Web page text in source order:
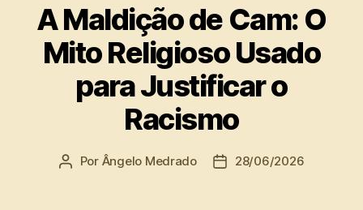
A Maldição de Cam: O
Mito Religioso Usado
para Justificar o
Racismo
Autor
Por Ângelo Medrado
Data28/06/2026